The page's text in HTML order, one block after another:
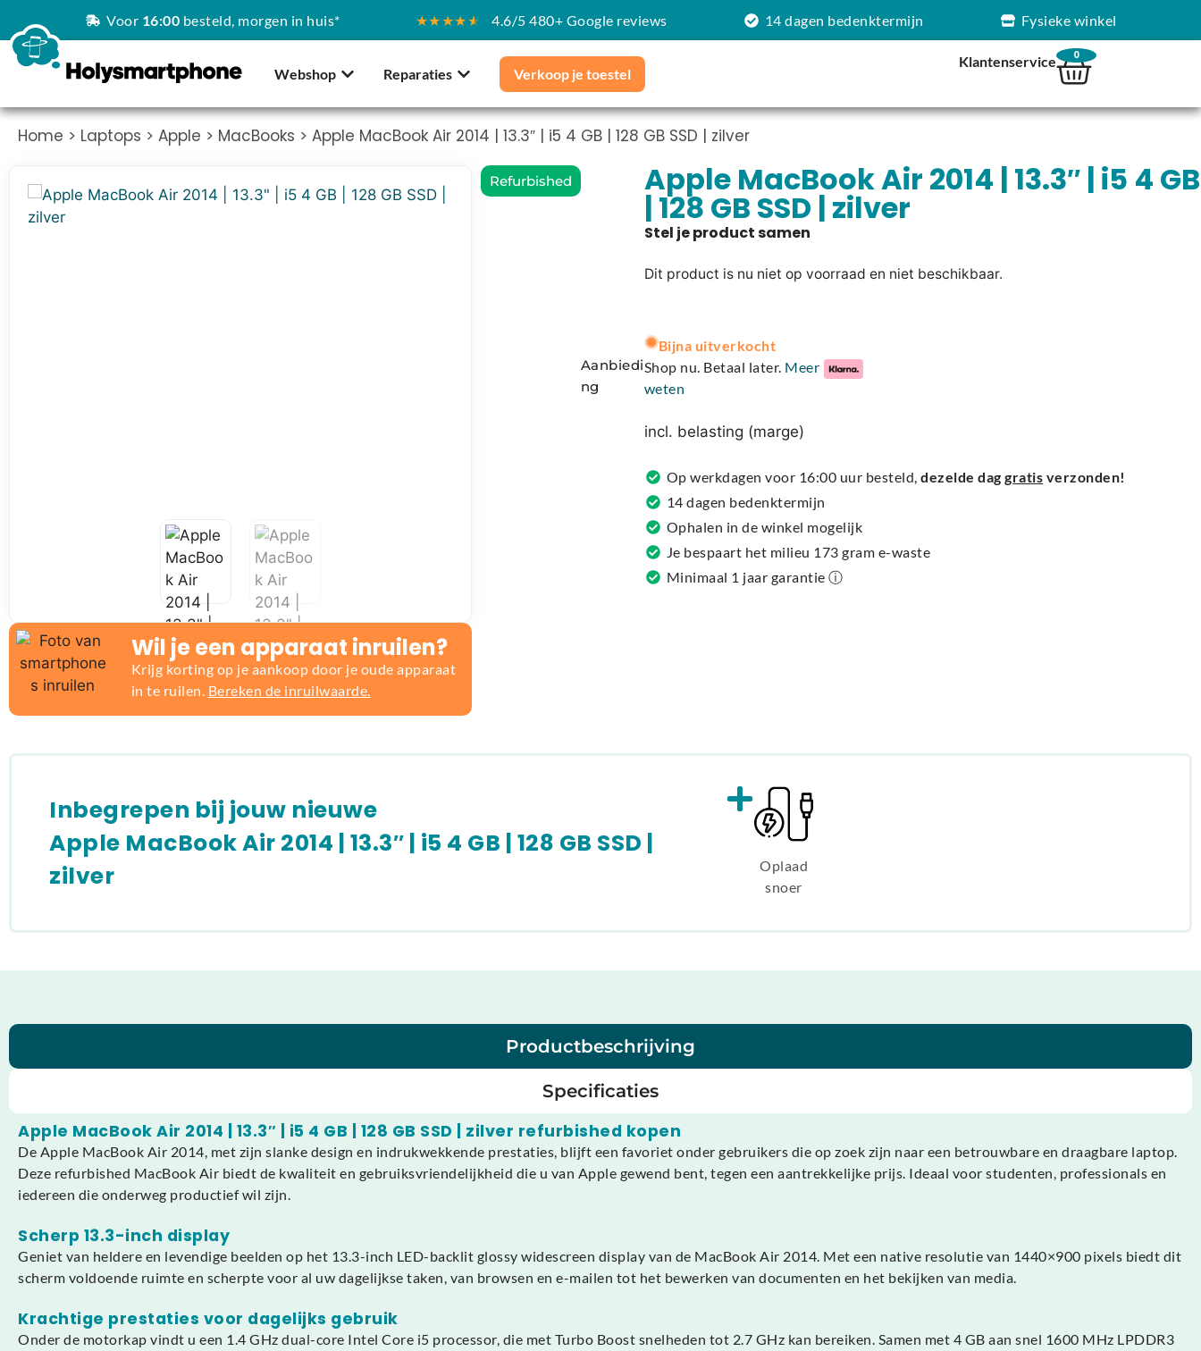
Voor 16:00 besteld, morgen in huis* ★★★★★ 4.6/5 480+ Google reviews 14 dagen bedenktermijn Fysieke winkel
Webshop Reparaties Verkoop je toestel
Klantenservice 0
Home > Laptops > Apple > MacBooks > Apple MacBook Air 2014 | 13.3″ | i5 4 GB | 128 GB SSD | zilver
Wil je een apparaat inruilen?
Krijg korting op je aankoop door je oude apparaat
in te ruilen. Bereken de inruilwaarde.
Refurbished
Aanbiedi
ng
Apple MacBook Air 2014 | 13.3″ | i5 4 GB
| 128 GB SSD | zilver
Dit product is nu niet op voorraad en niet beschikbaar.
l
t
e
n
t
i
v
e
:
Bijna uitverkocht
Shop nu. Betaal later. Meer
weten
incl. belasting (marge)
Op werkdagen voor 16:00 uur besteld,dezelde daggratis verzonden!
14 dagen bedenktermijn
Ophalen in de winkel mogelijk
Je bespaart het milieu 173 gram e-waste
Minimaal 1 jaar garantie ⓘ
Inbegrepen bij jouw nieuwe
Apple MacBook Air 2014 | 13.3″ | i5 4 GB | 128 GB SSD |
zilver
Oplaad
snoer
Productbeschrijving
Specificaties
Apple MacBook Air 2014 | 13.3″ | i5 4 GB | 128 GB SSD | zilver refurbished kopen
De Apple MacBook Air 2014, met zijn slanke design en indrukwekkende prestaties, blijft een favoriet onder gebruikers die op zoek zijn naar een betrouwbare en draagbare laptop.
Deze refurbished MacBook Air biedt de kwaliteit en gebruiksvriendelijkheid die u van Apple gewend bent, tegen een aantrekkelijke prijs. Ideaal voor studenten, professionals en
iedereen die onderweg productief wil zijn.
Scherp 13.3-inch display
Geniet van heldere en levendige beelden op het 13.3-inch LED-backlit glossy widescreen display van de MacBook Air 2014. Met een native resolutie van 1440×900 pixels biedt dit
scherm voldoende ruimte en scherpte voor al uw dagelijkse taken, van browsen en e-mailen tot het bewerken van documenten en het bekijken van media.
Krachtige prestaties voor dagelijks gebruik
Onder de motorkap vindt u een 1.4 GHz dual-core Intel Core i5 processor, die met Turbo Boost snelheden tot 2.7 GHz kan bereiken. Samen met 4 GB aan snel 1600 MHz LPDDR3